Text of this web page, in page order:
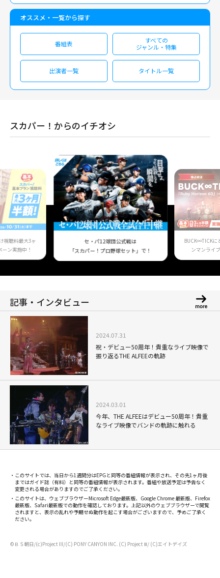
オススメ・一覧から探す
番組表
すべての
ジャンル・特集
出演者一覧 タイトル一覧
スカパー！からのイチオシ
視聴料最大3ヶ
ン実施中！
セ・パ12球団公式戦は
「スカパー！プロ野球セット」で！
BUCK∞TICKに
ンマンライ
記事・インタビュー
2024.07.31
祝・デビュー50周年！貴重なライブ映像で
振り返るTHE ALFEEの軌跡
2024.03.01
今年、THE ALFEEはデビュー50周年！貴重
なライブ映像でバンドの軌跡に触れる
このサイトでは、当日から1週間分はEPGと同等の番組情報が表示され、その先1ヶ月後
まではガイド誌（有料）と同等の番組情報が表示されます。番組や放送予定は予告なく
変更される場合がありますのでご了承ください。
このサイトは、ウェブブラウザーMicrosoft Edge最新版、Google Chrome 最新版、Firefox
最新版、Safari最新版での動作を確認しております。上記以外のウェブブラウザーで閲覧
されますと、表示の乱れや予期せぬ動作を起こす場合がございますので、予めご了承く
ださい。
©ＢＳ朝日/(c)Project III/(C) PONY CANYON INC. (C) Project Ⅲ/ (C)エイトデイズ